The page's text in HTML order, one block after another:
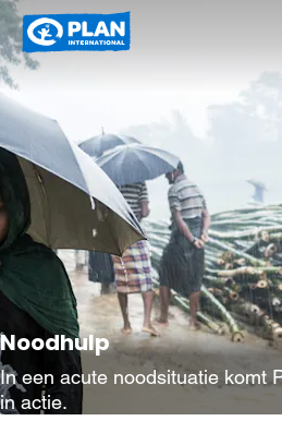
Noodhulp
In een acute noodsituatie komt
in actie.